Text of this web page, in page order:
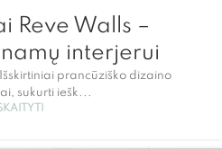
Reve Walls –
interjerui
prancūziško dizaino
sukurti iešk...